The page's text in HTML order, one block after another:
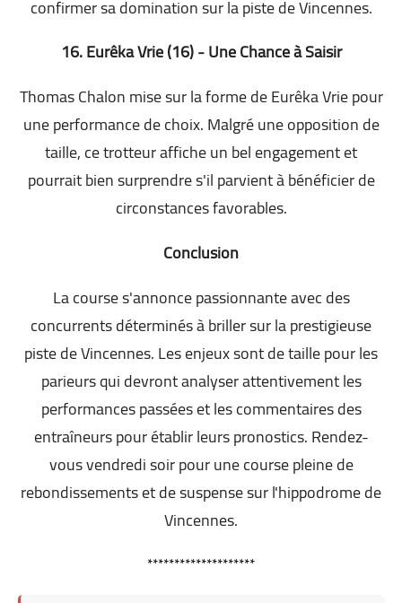
confirmer sa domination sur la piste de Vincennes.
16. Eurêka Vrie (16) - Une Chance à Saisir
Thomas Chalon mise sur la forme de Eurêka Vrie pour
une performance de choix. Malgré une opposition de
taille, ce trotteur affiche un bel engagement et
pourrait bien surprendre s'il parvient à bénéficier de
circonstances favorables.
Conclusion
La course s'annonce passionnante avec des
concurrents déterminés à briller sur la prestigieuse
piste de Vincennes. Les enjeux sont de taille pour les
parieurs qui devront analyser attentivement les
performances passées et les commentaires des
entraîneurs pour établir leurs pronostics. Rendez-
vous vendredi soir pour une course pleine de
rebondissements et de suspense sur l'hippodrome de
Vincennes.
********************